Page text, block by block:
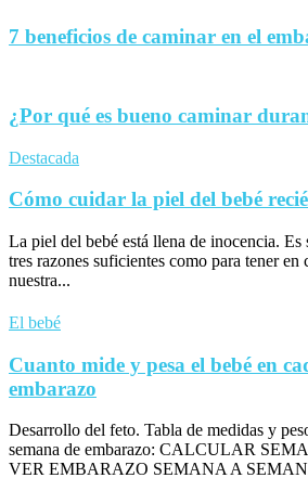
7 beneficios de caminar en el
¿Por qué es bueno caminar
Destacada
Cómo cuidar la piel del bebé
La piel del bebé está llena de inocencia.
tres razones suficientes como para tener en
nuestra...
El bebé
Cuanto mide y pesa el bebé en
embarazo
Desarrollo del feto. Tabla de medidas y
semana de embarazo: CALCULAR
VER EMBARAZO SEMANA A